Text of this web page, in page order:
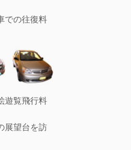
での往復料
遊覧飛行料
展望台を訪